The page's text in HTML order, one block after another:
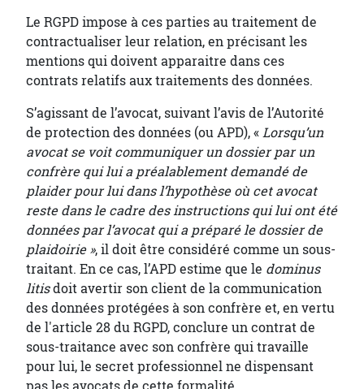
Le RGPD impose à ces parties au traitement de
contractualiser leur relation, en précisant les
mentions qui doivent apparaitre dans ces
contrats relatifs aux traitements des données.
S’agissant de l’avocat, suivant l’avis de l’Autorité
de protection des données (ou APD), «Lorsqu’un
avocat se voit communiquer un dossier par un
confrère qui lui a préalablement demandé de
plaider pour lui dans l’hypothèse où cet avocat
reste dans le cadre des instructions qui lui ont été
données par l’avocat qui a préparé le dossier de
plaidoirie », il doit être considéré comme un sous-
traitant. En ce cas, l’APD estime que le dominus
litisdoit avertir son client de la communication
des données protégées à son confrère et, en vertu
de l'article 28 du RGPD, conclure un contrat de
sous-traitance avec son confrère qui travaille
pour lui, le secret professionnel ne dispensant